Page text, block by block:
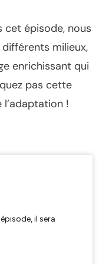
cet épisode, nous
milieux,
enrichissant qui
pas cette
!